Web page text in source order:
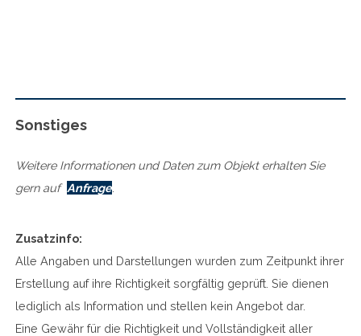
Sonstiges
Weitere Informationen und Daten zum Objekt erhalten Sie
gern auf Anfrage
Zusatzinfo:
Alle Angaben und Darstellungen wurden zum Zeitpunkt ihrer
Erstellung auf ihre Richtigkeit sorgfältig geprüft. Sie dienen
lediglich als Information und stellen kein Angebot dar.
Eine Gewähr für die Richtigkeit und Vollständigkeit aller